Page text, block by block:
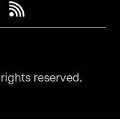
reserved.